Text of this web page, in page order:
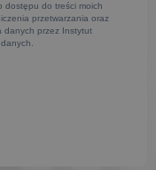
dostępu do treści moich
przetwarzania oraz
danych przez Instytut